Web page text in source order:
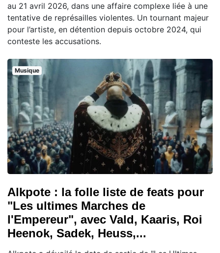
au 21 avril 2026, dans une affaire complexe liée à une
tentative de représailles violentes. Un tournant majeur
pour l’artiste, en détention depuis octobre 2024, qui
conteste les accusations.
Musique
Alkpote : la folle liste de feats pour
"Les ultimes Marches de
l'Empereur", avec Vald, Kaaris, Roi
Heenok, Sadek, Heuss,...